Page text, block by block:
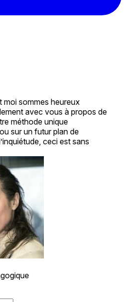
moi sommes heureux
avec vous à propos de
méthode unique
sur un futur plan de
ceci est sans